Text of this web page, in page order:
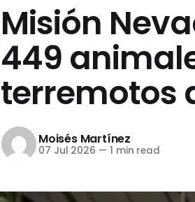
Misión
449
terremotos
Moisés Martínez
07 Jul 2026 — 1 min read